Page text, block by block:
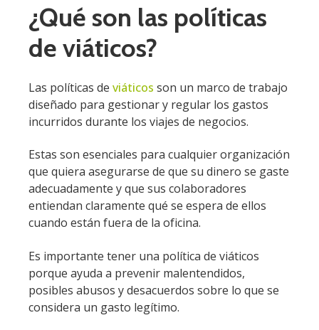
¿Qué son las políticas
de viáticos?
Las políticas de viáticos son un marco de trabajo
diseñado para gestionar y regular los gastos
incurridos durante los viajes de negocios.
Estas son esenciales para cualquier organización
que quiera asegurarse de que su dinero se gaste
adecuadamente y que sus colaboradores
entiendan claramente qué se espera de ellos
cuando están fuera de la oficina.
Es importante tener una política de viáticos
porque ayuda a prevenir malentendidos,
posibles abusos y desacuerdos sobre lo que se
considera un gasto legítimo.